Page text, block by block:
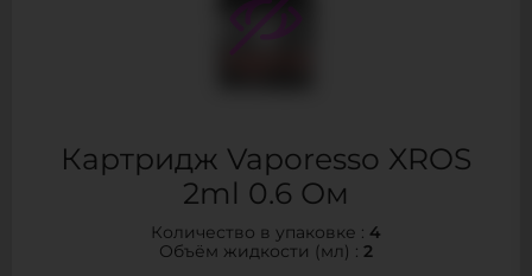
Картридж Vaporesso XROS
2ml 0.6 Ом
Количество в упаковке : 4
Объём жидкости (мл) : 2